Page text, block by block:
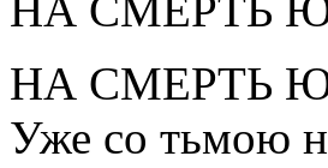
НА СМЕРТЬ
Уже со тьмою